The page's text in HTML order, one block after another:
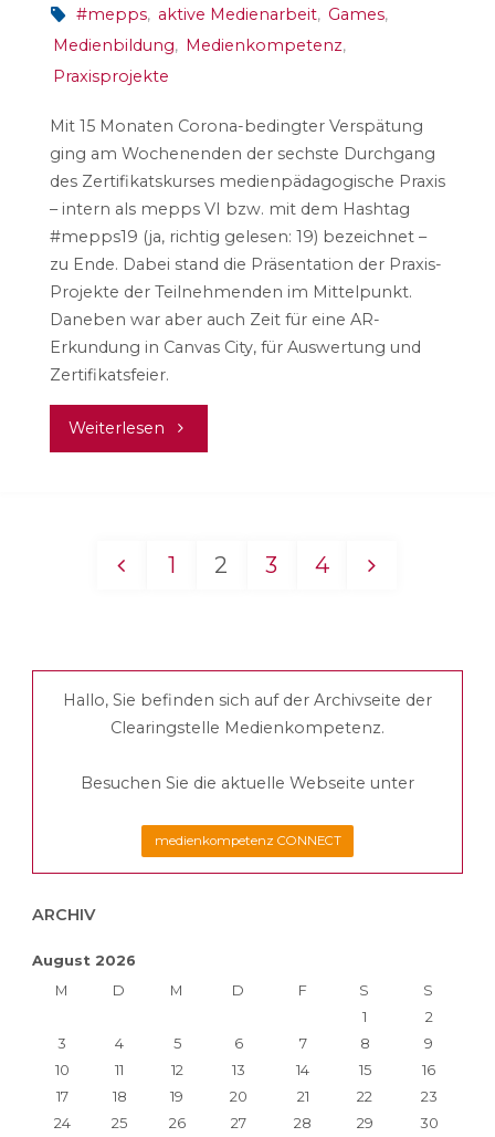
#mepps, aktive Medienarbeit, Games,
Medienbildung, Medienkompetenz,
Praxisprojekte
Mit 15 Monaten Corona-bedingter Verspätung
ging am Wochenenden der sechste Durchgang
des Zertifikatskurses medienpädagogische Praxis
– intern als mepps VI bzw. mit dem Hashtag
#mepps19 (ja, richtig gelesen: 19) bezeichnet –
zu Ende. Dabei stand die Präsentation der Praxis-
Projekte der Teilnehmenden im Mittelpunkt.
Daneben war aber auch Zeit für eine AR-
Erkundung in Canvas City, für Auswertung und
Zertifikatsfeier.
Weiterlesen "mepps
Medienpädagog:innen
der
Beiträge
1 2 3 4
Hallo, Sie befinden sich auf der Archivseite der
Clearingstelle Medienkompetenz.
Besuchen Sie die aktuelle Webseite unter
medienkompetenz CONNECT
ARCHIV
August 2026
M
D M D F S
S
1
2
3
4 5 6 7 8
9
10
11 12 13 14 15
16
17
18 19 20 21 22
23
24
25 26 27 28 29
30